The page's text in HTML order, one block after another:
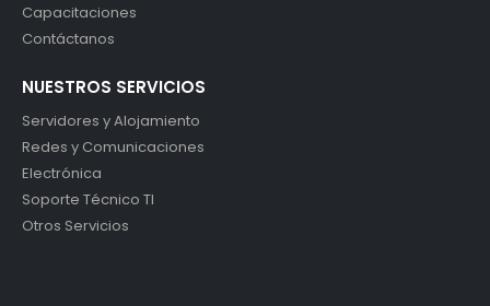
Capacitaciones
Contáctanos
NUESTROS SERVICIOS
Servidores y Alojamiento
Redes y Comunicaciones
Electrónica
Soporte Técnico TI
Otros Servicios